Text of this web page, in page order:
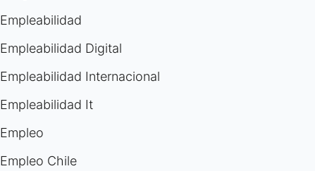
Empleabilidad
Empleabilidad Digital
Empleabilidad Internacional
Empleabilidad It
Empleo
Empleo Chile